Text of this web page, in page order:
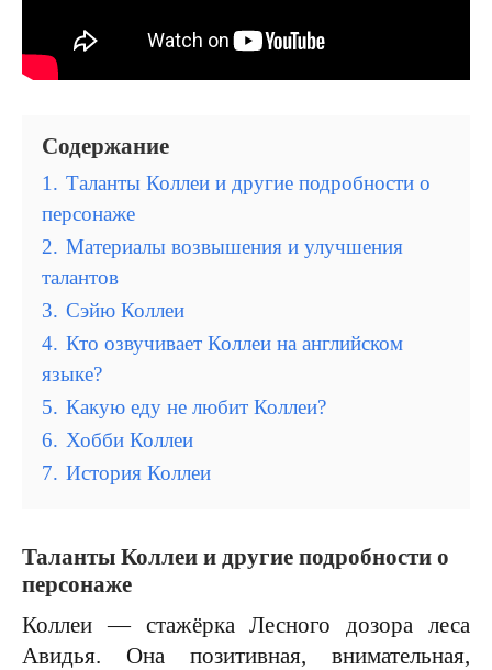
Содержание
1. Таланты Коллеи и другие подробности о
персонаже
2. Материалы возвышения и улучшения
талантов
3. Сэйю Коллеи
4. Кто озвучивает Коллеи на английском
языке?
5. Какую еду не любит Коллеи?
6. Хобби Коллеи
7. История Коллеи
Таланты Коллеи и другие подробности о
персонаже
Коллеи — стажёрка Лесного дозора леса
Авидья. Она позитивная, внимательная,